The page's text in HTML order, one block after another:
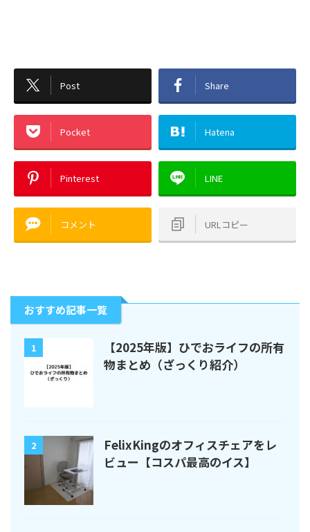
Post Share
Pocket Hatena
Pinterest LINE
コメント URLコピー
おすすめ記事一覧
1
【2025年版】ひでおライフの所有
物まとめ（ざっくり紹介）
2
FelixKingのオフィスチェアをレ
ビュー【コスパ最高のイス】